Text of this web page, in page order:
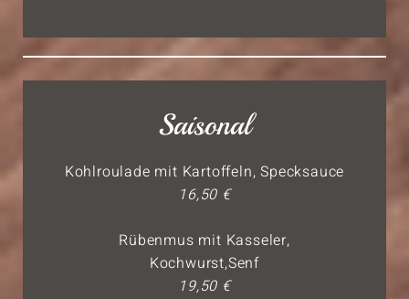
Saisonal
Kohlroulade mit Kartoffeln, Specksauce
16,50 €
Rübenmus mit Kasseler,
Kochwurst,Senf
19,50 €